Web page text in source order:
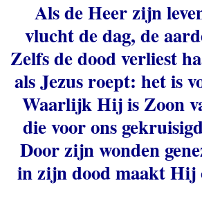
Als de Heer zijn
vlucht de dag, de
Zelfs de dood verliest
als Jezus roept: het is
Waarlijk Hij is Zoon
die voor ons
Door zijn wonden
in zijn dood maakt Hij